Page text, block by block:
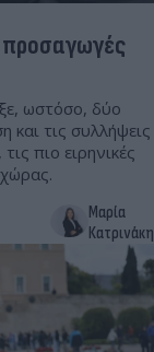
ωστόσο, δύο
και τις συλλήψεις
πιο ειρηνικές
Μαρία
Κατρινάκη